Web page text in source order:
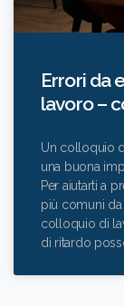
Errori da
lavoro –
Un colloquio
una buona
Per aiutarti a
più comuni da
colloquio di
di ritardo